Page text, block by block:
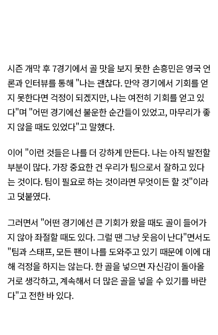
시즌 개막 후 7경기에서 골 맛을 보지 못한 손흥민은 영국 언
론과 인터뷰를 통해 "나는 괜찮다. 만약 경기에서 기회를 얻
지 못한다면 걱정이 되겠지만, 나는 여전히 기회를 얻고 있
다"며 "어떤 경기에선 불운한 순간들이 있었고, 마무리가 좋
지 않을 때도 있었다"고 말했다.
이어 "이런 것들은 나를 더 강하게 만든다. 나는 아직 발전할
부분이 많다. 가장 중요한 건 우리가 팀으로서 잘하고 있다
는 것이다. 팀이 필요로 하는 것이라면 무엇이든 할 것"이라
고 덧붙였다.
그러면서 "어떤 경기에선 큰 기회가 왔을 때도 골이 들어가
지 않아 좌절할 때도 있다. 그럴 땐 그냥 웃음이 난다"면서도
"팀과 스태프, 모든 팬이 나를 도와주고 있기 때문에 이에 대
해 걱정을 하지는 않는다. 한 골을 넣으면 자신감이 돌아올
거로 생각하고, 계속해서 더 많은 골을 넣을 수 있기를 바란
다"고 전한 바 있다.